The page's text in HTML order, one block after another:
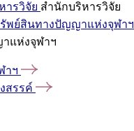
ารวิจัย สำนักบริหารวิจัย
พย์สินทางปัญญาแห่งจุฬาฯ
แห่งจุฬาฯ
าฯ
สรรค์